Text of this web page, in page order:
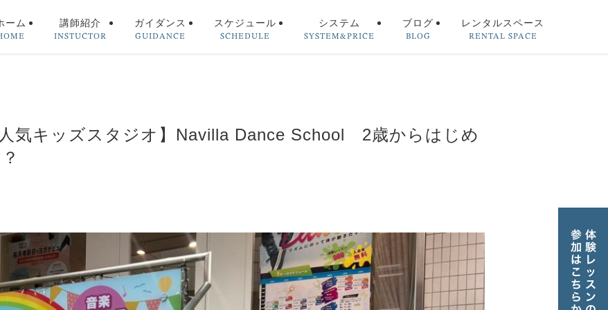
ーム 講師紹介
INSTUCTOR ガイダンス
GUIDANCE スケジュール
SCHEDULE システム
SYSTEM&PRICE ブログ
BLOG レンタルスペース
RENTAL SPACE
人気キッズスタジオ】Navilla Dance School 2歳からはじめ